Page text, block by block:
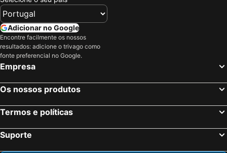
Adicionar no Google
Encontre facilmente os nossos
resultados: adicione o trivago como
fonte preferencial no Google.
Empresa
Os nossos produtos
Termos e políticas
Suporte